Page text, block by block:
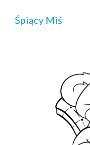
Śpiący Miś